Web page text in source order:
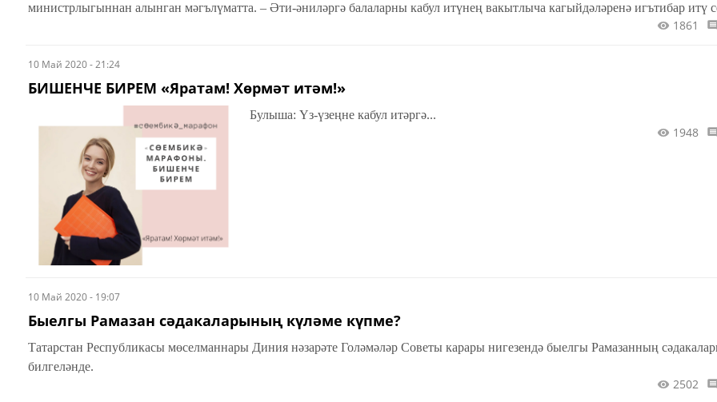
министрлыгыннан алынган мәгълүматта. – Әти-әниләргә балаларны кабул итүнең вакытлыча кагыйдәләренә игътибар итү
1861
10 Май 2020 - 21:24
БИШЕНЧЕ БИРЕМ «Яратам! Хөрмәт итәм!»
Булыша: Үз-үзеңне кабул итәргә...
1948
10 Май 2020 - 19:07
Быелгы Рамазан сәдакаларының күләме күпме?
Татарстан Республикасы мөселманнары Диния нәзарәте Голәмәләр Советы карары нигезендә быелгы Рамазанның
билгеләнде.
2502